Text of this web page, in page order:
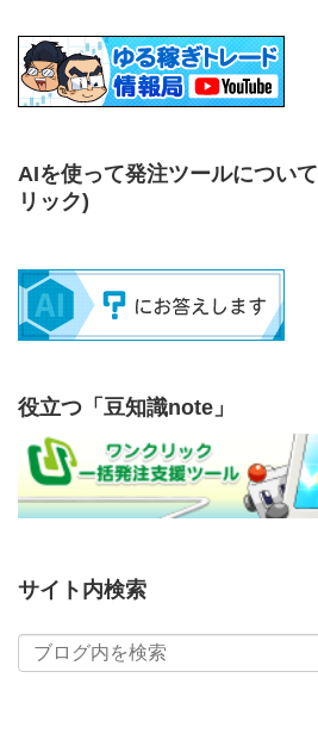
AIを使って発注ツールについて
リック)
役立つ「豆知識note」
サイト内検索